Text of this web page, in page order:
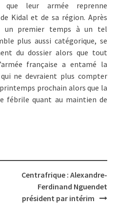
que leur armée reprenne
Kidal et de sa région. Après
un premier temps à un tel
plus aussi catégorique, se
du dossier alors que tout
française a entamé la
ne devraient plus compter
prochain alors que la
fébrile quant au maintien de
Centrafrique : Alexandre-
Ferdinand Nguendet
président par intérim